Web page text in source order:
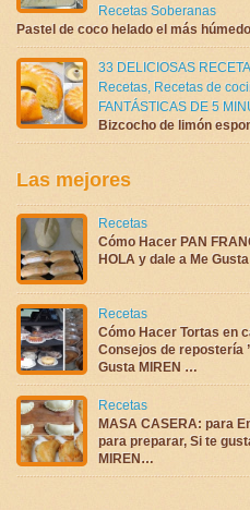
Recetas Soberanas
Pastel de coco helado el más
33 DELICIOSAS
Recetas, Recetas de
FANTÁSTICAS DE 5
Bizcocho de limón
Las mejores
Recetas
Cómo Hacer PAN
HOLA y dale a Me
Recetas
Cómo Hacer Tortas en
Consejos de repostería
Gusta MIREN …
Recetas
MASA CASERA: para
para preparar, Si te
MIREN…